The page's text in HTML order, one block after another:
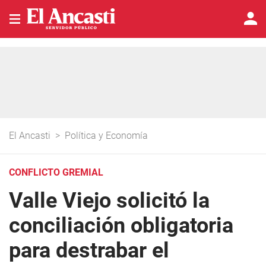
El Ancasti > Política y Economía
CONFLICTO GREMIAL
Valle Viejo solicitó la
conciliación obligatoria
para destrabar el